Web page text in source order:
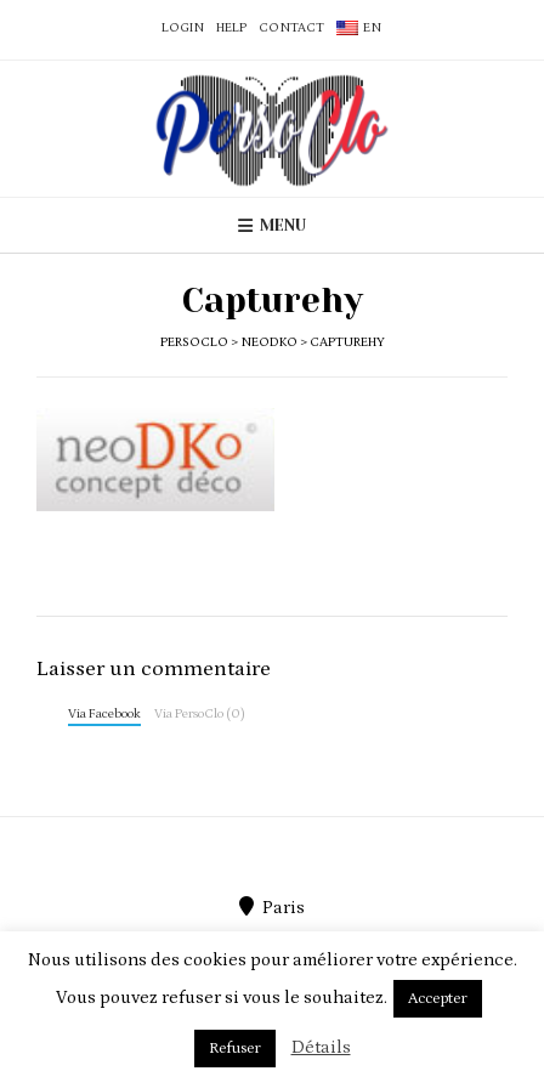
LOGIN HELP CONTACT EN
MENU
Capturehy
PERSOCLO > NEODKO > CAPTUREHY
Laisser un commentaire
Via Facebook Via PersoClo (0)
Paris
TERMS & CONDITIONS
Nous utilisons des cookies pour améliorer votre expérience.
Vous pouvez refuser si vous le souhaitez.
Accepter
Refuser Détails